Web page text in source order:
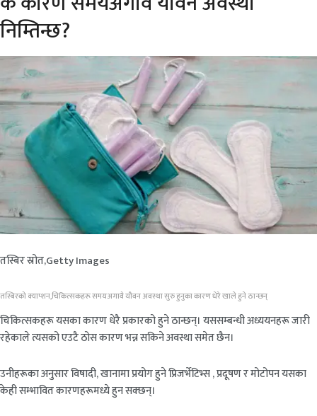
निम्तिन्छ?
तस्बिर स्रोत,Getty Images
तस्बिरको क्याप्शन,चिकित्सकहरू समयअगावै यौवन अवस्था सुरु हुनुका कारण धेरै खाले हुने ठान्छन्
चिकित्सकहरू यसका कारण धेरै प्रकारको हुने ठान्छन्। यससम्बन्धी अध्ययनहरू जारी
रहेकाले त्यसको एउटै ठोस कारण भन्न सकिने अवस्था समेत छैन।
उनीहरूका अनुसार विषादी, खानामा प्रयोग हुने प्रिजर्भेटिभ्स , प्रदूषण र मोटोपन यसका
केही सम्भावित कारणहरूमध्ये हुन सक्छन्।